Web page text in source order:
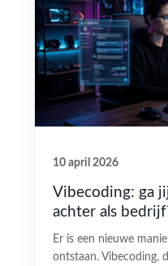
10 april 2026
Vibecoding: ga
achter als
Er is een nieuwe
ontstaan. Vibecoding,